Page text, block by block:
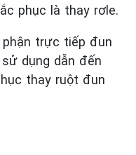
phục là thay rơle.
phận trực tiếp đun
dụng dẫn đến
thay ruột đun